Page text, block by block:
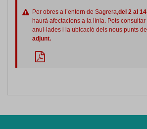
Per obres a l’entorn de Sagrera,del 2 al
haurà afectacions a la línia. Pots
anul·lades i la ubicació dels nous punts
adjunt.